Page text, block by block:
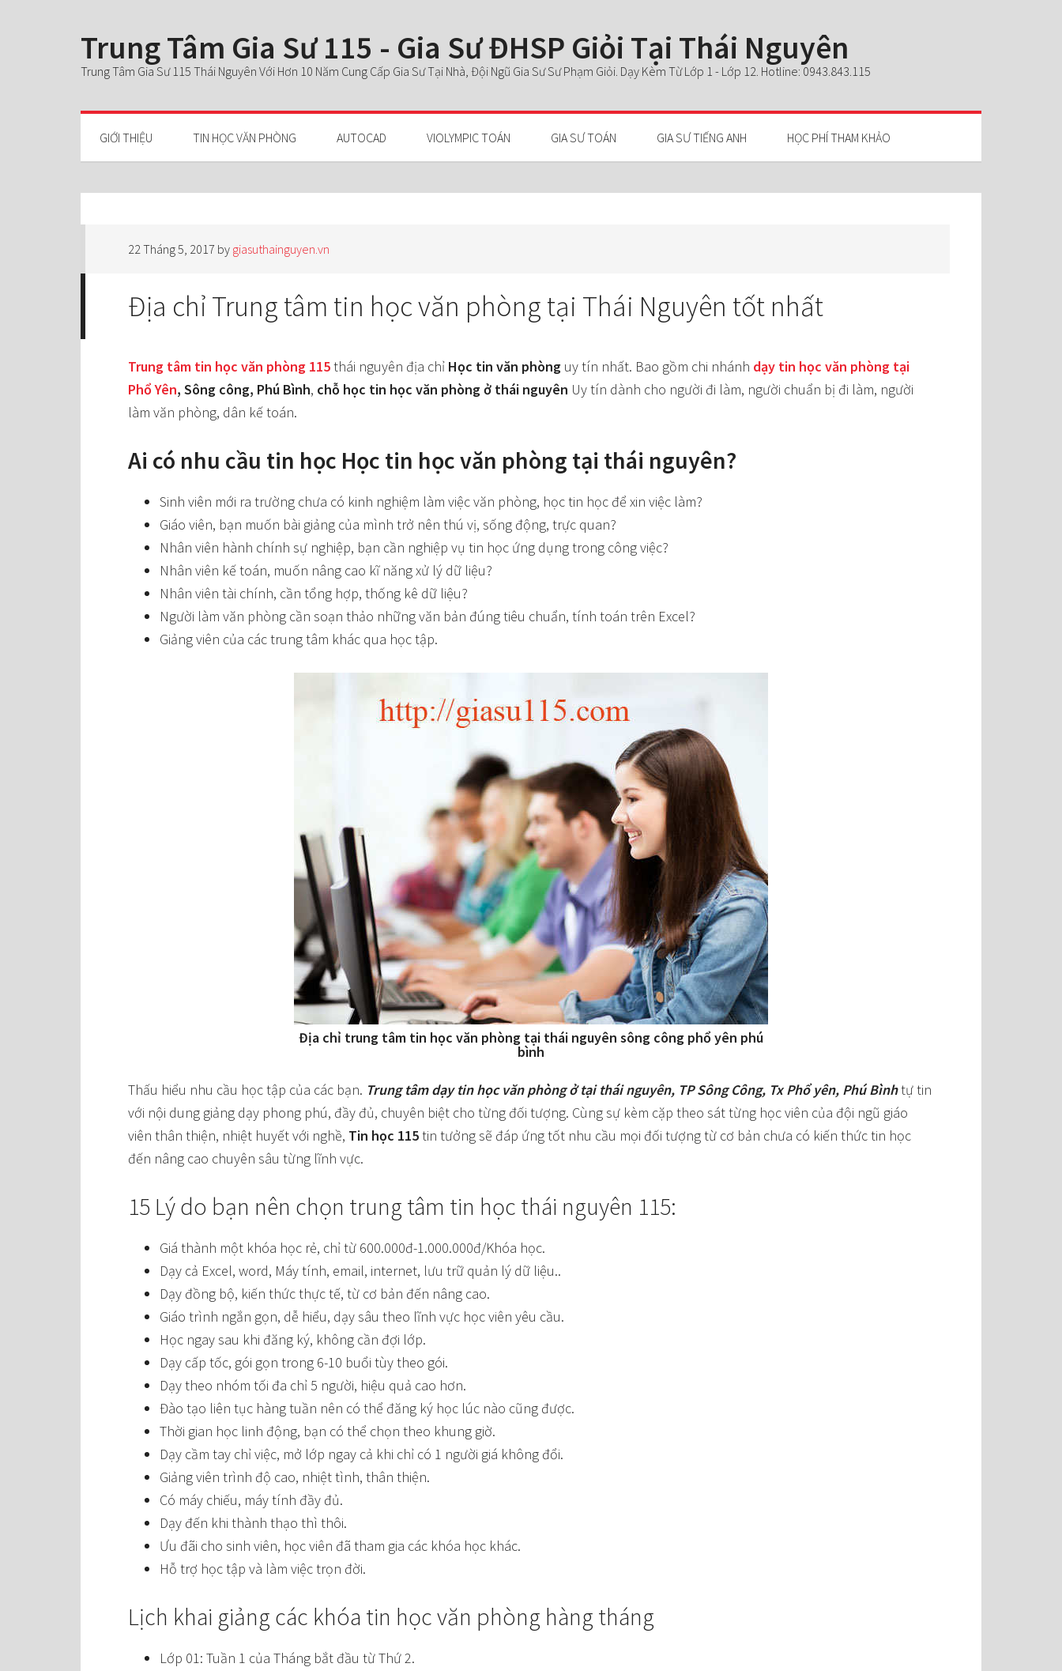
Trung Tâm Gia Sư 115 - Gia Sư ĐHSP Giỏi Tại Thái Nguyên
Trung Tâm Gia Sư 115 Thái Nguyên Với Hơn 10 Năm Cung Cấp Gia Sư Tại Nhà, Đội Ngũ Gia Sư Sư Phạm Giỏi. Dạy Kèm Từ Lớp 1 - Lớp 12. Hotline: 0943.843.115
GIỚI THIỆU TIN HỌC VĂN PHÒNG AUTOCAD VIOLYMPIC TOÁN GIA SƯ TOÁN GIA SƯ TIẾNG ANH HỌC PHÍ THAM KHẢO
22 Tháng 5, 2017 by giasuthainguyen.vn
Địa chỉ Trung tâm tin học văn phòng tại Thái Nguyên tốt nhất
Trung tâm tin học văn phòng 115thái nguyên địa chỉ Học tin văn phòng uy tín nhất. Bao gồm chi nhánh dạy tin học văn phòng tại
Phổ Yên, Sông công, Phú Bình, chỗ học tin học văn phòng ở thái nguyên Uy tín dành cho người đi làm, người chuẩn bị đi làm, người
làm văn phòng, dân kế toán.
Ai có nhu cầu tin học Học tin học văn phòng tại thái nguyên?
Sinh viên mới ra trường chưa có kinh nghiệm làm việc văn phòng, học tin học để xin việc làm?
Giáo viên, bạn muốn bài giảng của mình trở nên thú vị, sống động, trực quan?
Nhân viên hành chính sự nghiệp, bạn cần nghiệp vụ tin học ứng dụng trong công việc?
Nhân viên kế toán, muốn nâng cao kĩ năng xử lý dữ liệu?
Nhân viên tài chính, cần tổng hợp, thống kê dữ liệu?
Người làm văn phòng cần soạn thảo những văn bản đúng tiêu chuẩn, tính toán trên Excel?
Giảng viên của các trung tâm khác qua học tập.
Địa chỉ trung tâm tin học văn phòng tại thái nguyên sông công phổ yên phú
bình
Thấu hiểu nhu cầu học tập của các bạn. Trung tâm dạy tin học văn phòng ở tại thái nguyên, TP Sông Công, Tx Phổ yên, Phú Bìnhtự tin
với nội dung giảng dạy phong phú, đầy đủ, chuyên biệt cho từng đối tượng. Cùng sự kèm cặp theo sát từng học viên của đội ngũ giáo
viên thân thiện, nhiệt huyết với nghề, Tin học 115tin tưởng sẽ đáp ứng tốt nhu cầu mọi đối tượng từ cơ bản chưa có kiến thức tin học
đến nâng cao chuyên sâu từng lĩnh vực.
15 Lý do bạn nên chọn trung tâm tin học thái nguyên 115:
Giá thành một khóa học rẻ, chỉ từ 600.000đ-1.000.000đ/Khóa học.
Dạy cả Excel, word, Máy tính, email, internet, lưu trữ quản lý dữ liệu..
Dạy đồng bộ, kiến thức thực tế, từ cơ bản đến nâng cao.
Giáo trình ngắn gọn, dễ hiểu, dạy sâu theo lĩnh vực học viên yêu cầu.
Học ngay sau khi đăng ký, không cần đợi lớp.
Dạy cấp tốc, gói gọn trong 6-10 buổi tùy theo gói.
Dạy theo nhóm tối đa chỉ 5 người, hiệu quả cao hơn.
Đào tạo liên tục hàng tuần nên có thể đăng ký học lúc nào cũng được.
Thời gian học linh động, bạn có thể chọn theo khung giờ.
Dạy cầm tay chỉ việc, mở lớp ngay cả khi chỉ có 1 người giá không đổi.
Giảng viên trình độ cao, nhiệt tình, thân thiện.
Có máy chiếu, máy tính đầy đủ.
Dạy đến khi thành thạo thì thôi.
Ưu đãi cho sinh viên, học viên đã tham gia các khóa học khác.
Hỗ trợ học tập và làm việc trọn đời.
Lịch khai giảng các khóa tin học văn phòng hàng tháng
Lớp 01: Tuần 1 của Tháng bắt đầu từ Thứ 2.